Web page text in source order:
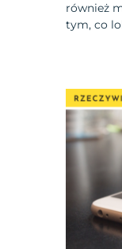
również
tym, co